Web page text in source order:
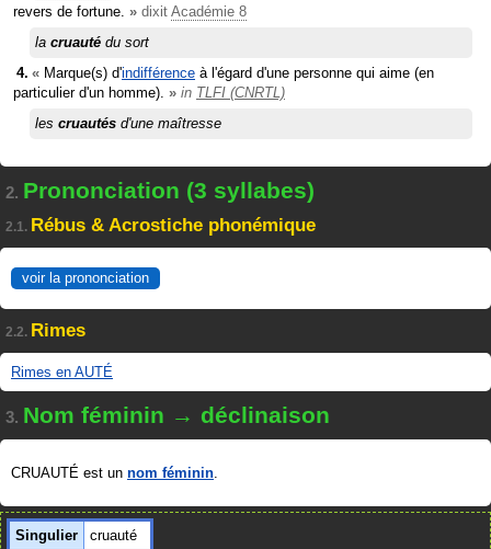
revers de fortune. » dixit Académie 8
la cruauté du sort
« Marque(s) d'indifférence à l'égard d'une personne qui aime (en
particulier d'un homme). » in TLFI (CNRTL)
les cruautés d'une maîtresse
2. Prononciation (3 syllabes)
2.1. Rébus & Acrostiche phonémique
voir la prononciation
2.2. Rimes
Rimes en AUTÉ
3. Nom féminin → déclinaison
CRUAUTÉ est un nom féminin.
Singulier
cruauté